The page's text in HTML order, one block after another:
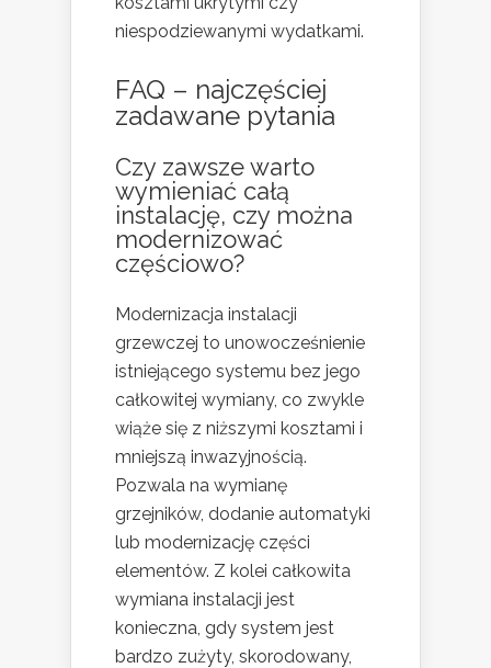
niespodziewanymi wydatkami.
FAQ – najczęściej
zadawane pytania
Czy zawsze warto
wymieniać całą
instalację, czy można
modernizować
częściowo?
Modernizacja instalacji
grzewczej to unowocześnienie
istniejącego systemu bez jego
całkowitej wymiany, co zwykle
wiąże się z niższymi kosztami i
mniejszą inwazyjnością.
Pozwala na wymianę
grzejników, dodanie automatyki
lub modernizację części
elementów. Z kolei całkowita
wymiana instalacji jest
konieczna, gdy system jest
bardzo zużyty, skorodowany,